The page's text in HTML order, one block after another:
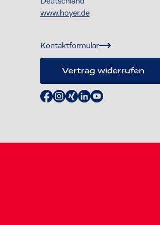
www.hoyer.de
Kontaktformular
Vertrag widerrufen